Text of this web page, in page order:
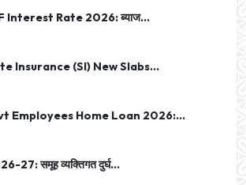
Interest Rate 2026: ब्याज...
Insurance (SI) New Slabs...
Employees Home Loan 2026:...
27: समूह व्यक्तिगत दुर्घ...